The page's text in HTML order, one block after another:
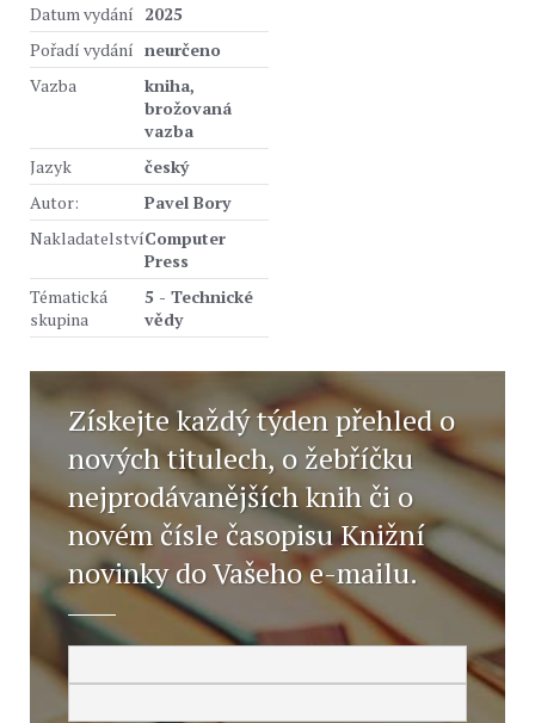
Datum vydání 2025
Pořadí vydání neurčeno
Vazba
kniha,
brožovaná
vazba
Jazyk
český
Autor:
Pavel Bory
NakladatelstvíComputer
Press
Tématická
skupina
5 - Technické
vědy
Získejte každý týden přehled o
nových titulech, o žebříčku
nejprodávanějších knih či o
novém čísle časopisu Knižní
novinky do Vašeho e-mailu.